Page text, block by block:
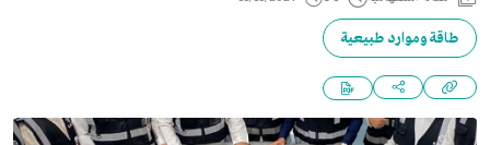
طاقة وموارد طبيعية